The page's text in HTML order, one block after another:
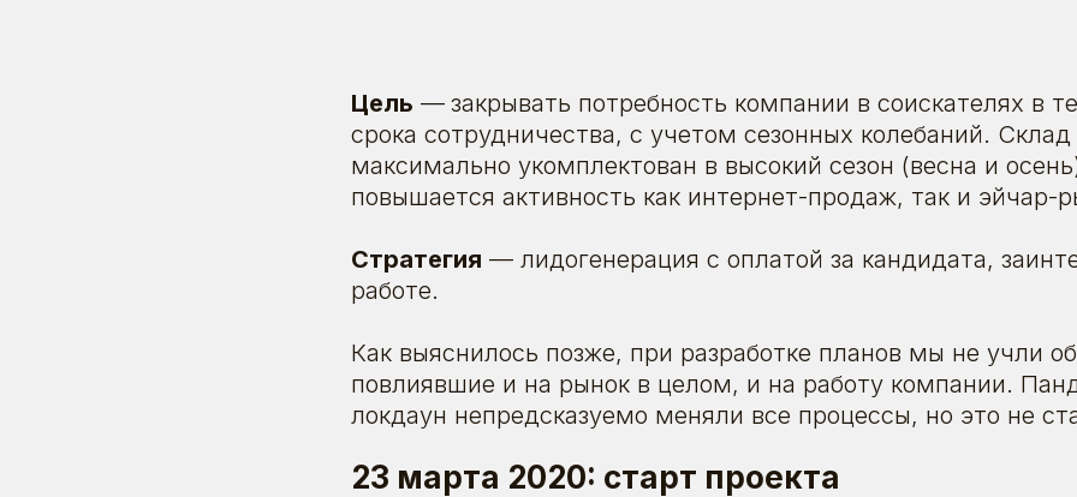
Цель — закрывать потребность компании в соискателях в
срока сотрудничества, с учетом сезонных колебаний.
максимально укомплектован в высокий сезон (весна и
повышается активность как интернет-продаж, так и эйчар-
Стратегия — лидогенерация с оплатой за кандидата,
работе.
Как выяснилось позже, при разработке планов мы не учли
повлиявшие и на рынок в целом, и на работу компании.
локдаун непредсказуемо меняли все процессы, но это не
23 марта 2020: старт проекта